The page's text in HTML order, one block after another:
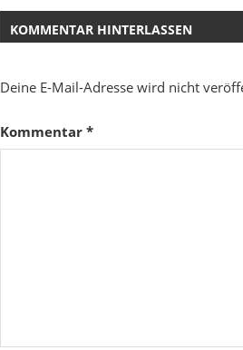
KOMMENTAR HINTERLASSEN
Deine E-Mail-Adresse wird nicht
Kommentar *